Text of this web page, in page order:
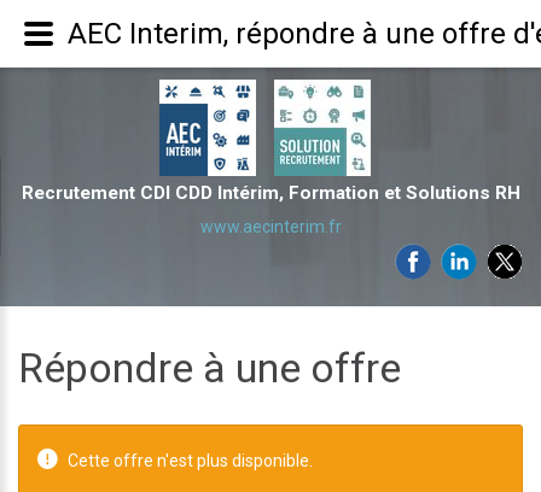
Recrutement CDI CDD Intérim, Formation et Solutions RH
www.aecinterim.fr
Répondre à une offre
Cette offre n'est plus disponible.
AEC Interim, répondre à une offre